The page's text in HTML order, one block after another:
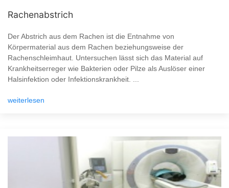
Rachenabstrich
Der Abstrich aus dem Rachen ist die Entnahme von
Körpermaterial aus dem Rachen beziehungsweise der
Rachenschleimhaut. Untersuchen lässt sich das Material auf
Krankheitserreger wie Bakterien oder Pilze als Auslöser einer
Halsinfektion oder Infektionskrankheit. ...
weiterlesen